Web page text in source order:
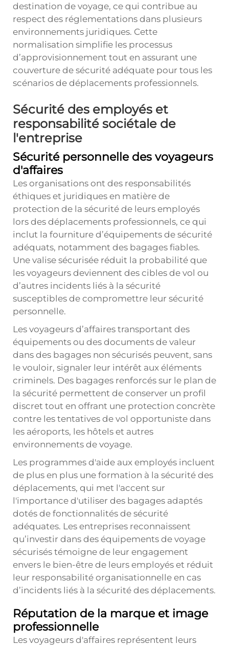
destination de voyage, ce qui contribue au
respect des réglementations dans plusieurs
environnements juridiques. Cette
normalisation simplifie les processus
d’approvisionnement tout en assurant une
couverture de sécurité adéquate pour tous les
scénarios de déplacements professionnels.
Sécurité des employés et
responsabilité sociétale de
l'entreprise
Sécurité personnelle des voyageurs
d'affaires
Les organisations ont des responsabilités
éthiques et juridiques en matière de
protection de la sécurité de leurs employés
lors des déplacements professionnels, ce qui
inclut la fourniture d’équipements de sécurité
adéquats, notamment des bagages fiables.
Une valise sécurisée réduit la probabilité que
les voyageurs deviennent des cibles de vol ou
d’autres incidents liés à la sécurité
susceptibles de compromettre leur sécurité
personnelle.
Les voyageurs d’affaires transportant des
équipements ou des documents de valeur
dans des bagages non sécurisés peuvent, sans
le vouloir, signaler leur intérêt aux éléments
criminels. Des bagages renforcés sur le plan de
la sécurité permettent de conserver un profil
discret tout en offrant une protection concrète
contre les tentatives de vol opportuniste dans
les aéroports, les hôtels et autres
environnements de voyage.
Les programmes d'aide aux employés incluent
de plus en plus une formation à la sécurité des
déplacements, qui met l'accent sur
l'importance d'utiliser des bagages adaptés
dotés de fonctionnalités de sécurité
adéquates. Les entreprises reconnaissent
qu’investir dans des équipements de voyage
sécurisés témoigne de leur engagement
envers le bien-être de leurs employés et réduit
leur responsabilité organisationnelle en cas
d’incidents liés à la sécurité des déplacements.
Réputation de la marque et image
professionnelle
Les voyageurs d'affaires représentent leurs